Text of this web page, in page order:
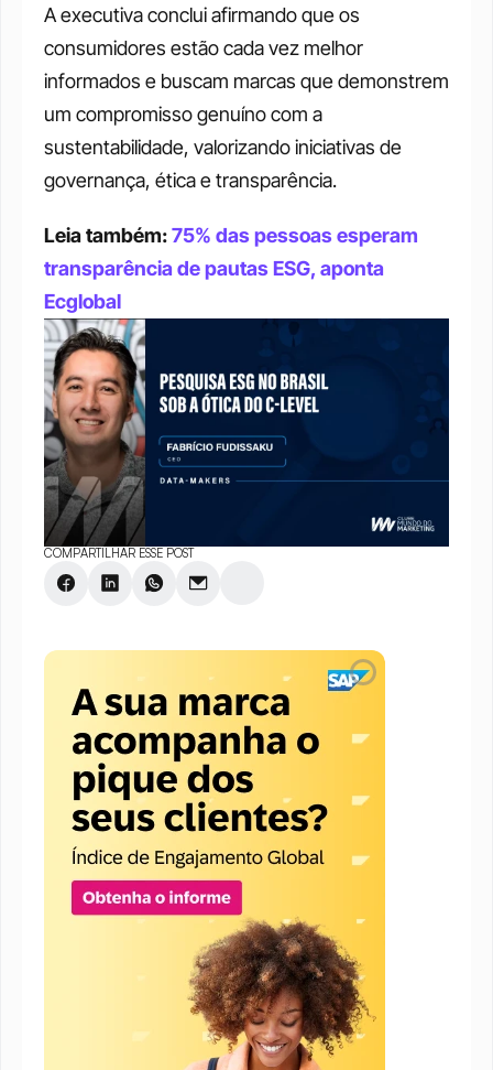
A executiva conclui afirmando que os
consumidores estão cada vez melhor
informados e buscam marcas que demonstrem
um compromisso genuíno com a
sustentabilidade, valorizando iniciativas de
governança, ética e transparência.
Leia também: 75% das pessoas esperam
transparência de pautas ESG, aponta
Ecglobal
COMPARTILHAR ESSE POST